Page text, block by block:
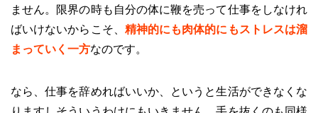
ません。限界の時も自分の体に鞭を売って仕事をしなけれ
ばいけないからこそ、 精神的にも肉体的にもストレスは溜
まっていく一方なのです。
なら、仕事を辞めればいいか、というと生活ができなくな